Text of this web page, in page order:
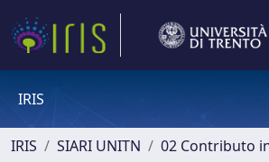
IRIS
IRIS SIARI UNITN 02 Contributo